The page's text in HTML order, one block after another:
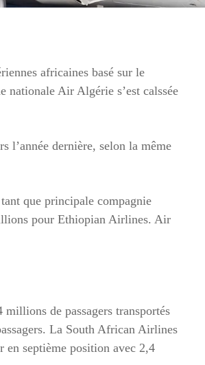
africaines basé sur le
nationale Air Algérie s’est calssée
l’année dernière, selon la même
que principale compagnie
pour Ethiopian Airlines. Air
de passagers transportés
La South African Airlines
en septième position avec 2,4